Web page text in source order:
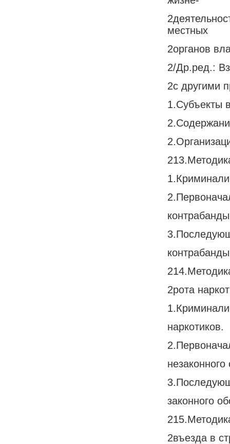
местных
2органов
2/Др.ред.:
2с другими
1.Субъекты
2рота
наркотиков.
законного
2въезда в